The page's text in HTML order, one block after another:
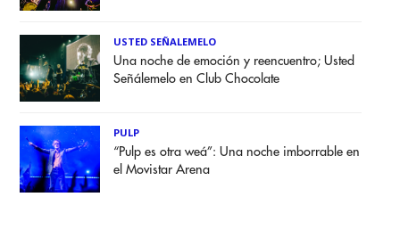
USTED SEÑALEMELO
Una noche de emoción y reencuentro; Usted
Señálemelo en Club Chocolate
PULP
“Pulp es otra weá”: Una noche imborrable en
el Movistar Arena